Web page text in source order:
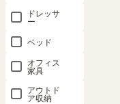
ドレッサ
ー
ベッド
オフィス
家具
アウトド
ア収納
凛とした、やすらぎの
ジャパンディスタイルの
ばめたデザインで心安ら